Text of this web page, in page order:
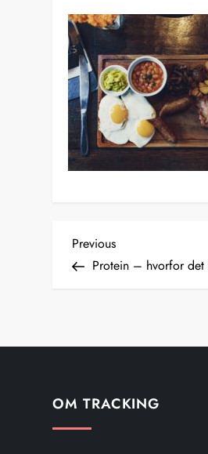
I
æ
g
Previous
Post
Previous
Protein – hvorfor
OM TRACKING